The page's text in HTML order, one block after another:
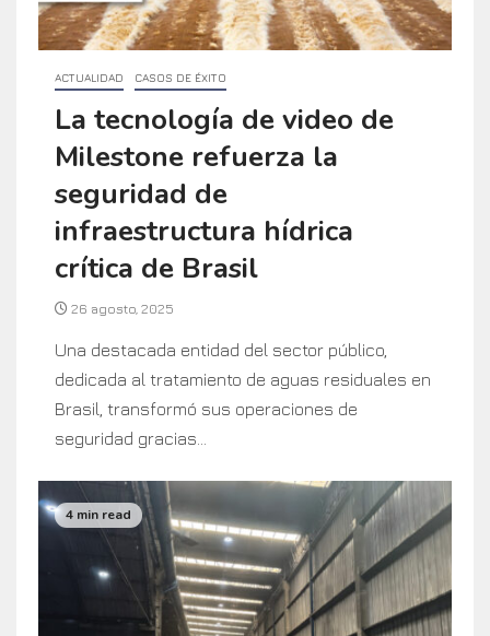
ACTUALIDAD CASOS DE ÉXITO
La tecnología de video de
Milestone refuerza la
seguridad de
infraestructura hídrica
crítica de Brasil
26 agosto, 2025
Una destacada entidad del sector público,
dedicada al tratamiento de aguas residuales en
Brasil, transformó sus operaciones de
seguridad gracias...
4 min read